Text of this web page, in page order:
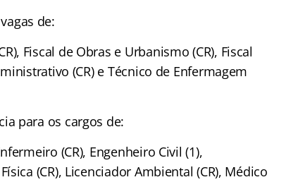
de:
Fiscal de Obras e Urbanismo (CR), Fiscal
(CR) e Técnico de Enfermagem
para os cargos de:
(CR), Engenheiro Civil (1),
(CR), Licenciador Ambiental (CR), Médico